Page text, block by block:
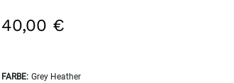
40,00 €
FARBE: Grey Heather